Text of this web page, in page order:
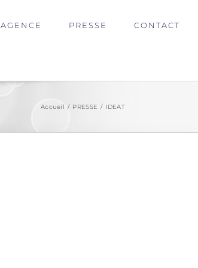
AGENCE PRESSE CONTACT
Accueil / PRESSE / IDEAT